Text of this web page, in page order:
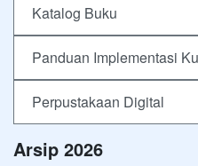
Katalog Buku
Panduan Implementasi
Perpustakaan Digital
Arsip 2026